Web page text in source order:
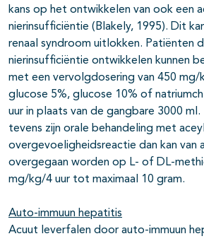
kans op het ontwikkelen van ook een
nierinsufficiëntie (Blakely, 1995). Dit
renaal syndroom uitlokken. Patiënten
nierinsufficiëntie ontwikkelen kunnen
met een vervolgdosering van 450 mg/
glucose 5%, glucose 10% of
uur in plaats van de gangbare 3000
tevens zijn orale behandeling met
overgevoeligheidsreactie dan kan van
overgegaan worden op L- of DL-
mg/kg/4 uur tot maximaal 10 gram.
Auto-immuun hepatitis
Acuut leverfalen door auto-immuun